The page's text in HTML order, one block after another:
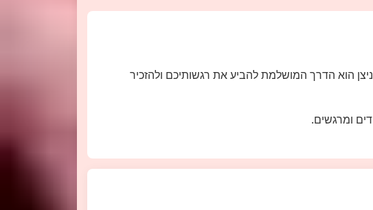
הוא הדרך המושלמת להביע את רגשותיכם ולהזכיר
ומרגשים.